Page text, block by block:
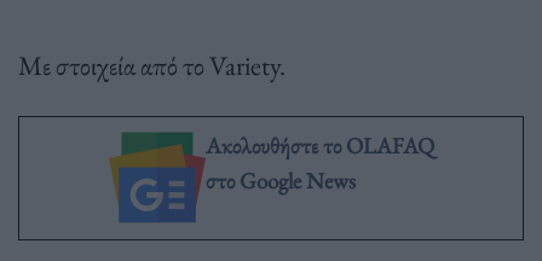
Με στοιχεία από το Variety.
Ακολουθήστε το OLAFAQ
στο Google News